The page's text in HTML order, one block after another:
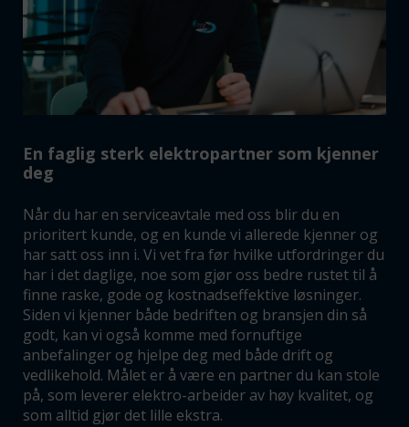
En faglig sterk elektropartner som kjenner
deg
Når du har en serviceavtale med oss blir du en
prioritert kunde, og en kunde vi allerede kjenner og
har satt oss inn i. Vi vet fra før hvilke utfordringer du
har i det daglige, noe som gjør oss bedre rustet til å
finne raske, gode og kostnadseffektive løsninger.
Siden vi kjenner både bedriften og bransjen din så
godt, kan vi også komme med fornuftige
anbefalinger og hjelpe deg med både drift og
vedlikehold. Målet er å være en partner du kan stole
på, som leverer elektro-arbeider av høy kvalitet, og
som alltid gjør det lille ekstra.